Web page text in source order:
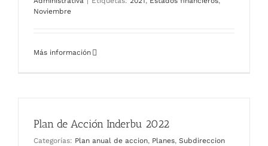
Noviembre
Más información
Plan de Acción Inderbu 2022
Categorías: Plan anual de accion, Planes, Subdireccion